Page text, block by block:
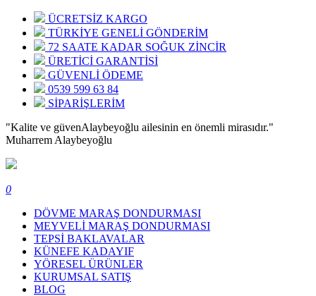
ÜCRETSİZ KARGO
TÜRKİYE GENELİ GÖNDERİM
72 SAATE KADAR SOĞUK ZİNCİR
ÜRETİCİ GARANTİSİ
GÜVENLİ ÖDEME
0539 599 63 84
SİPARİŞLERİM
"Kalite ve güvenAlaybeyoğlu ailesinin en önemli mirasıdır."
Muharrem Alaybeyoğlu
0
DÖVME MARAŞ DONDURMASI
MEYVELİ MARAŞ DONDURMASI
TEPSİ BAKLAVALAR
KÜNEFE KADAYIF
YÖRESEL ÜRÜNLER
KURUMSAL SATIŞ
BLOG